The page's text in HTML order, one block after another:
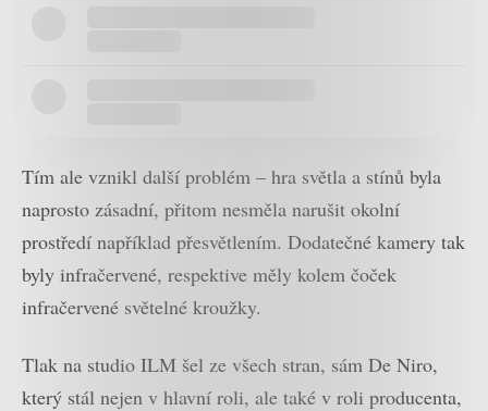
Tím ale vznikl další problém – hra světla a stínů byla
naprosto zásadní, přitom nesměla narušit okolní
prostředí například přesvětlením. Dodatečné kamery tak
byly infračervené, respektive měly kolem čoček
infračervené světelné kroužky.
Tlak na studio ILM šel ze všech stran, sám De Niro,
který stál nejen v hlavní roli, ale také v roli producenta,